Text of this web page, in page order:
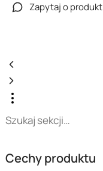
Zapytaj o produkt
Cechy produktu